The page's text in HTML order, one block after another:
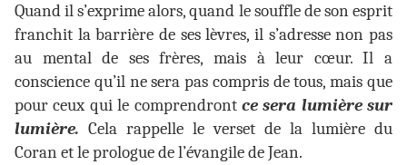
Quand il s’exprime alors, quand le souffle de son esprit
franchit la barrière de ses lèvres, il s’adresse non pas
au mental de ses frères, mais à leur cœur. Il a
conscience qu’il ne sera pas compris de tous, mais que
pour ceux qui le comprendront ce sera lumière sur
lumière. Cela rappelle le verset de la lumière du
Coran et le prologue de l’évangile de Jean.